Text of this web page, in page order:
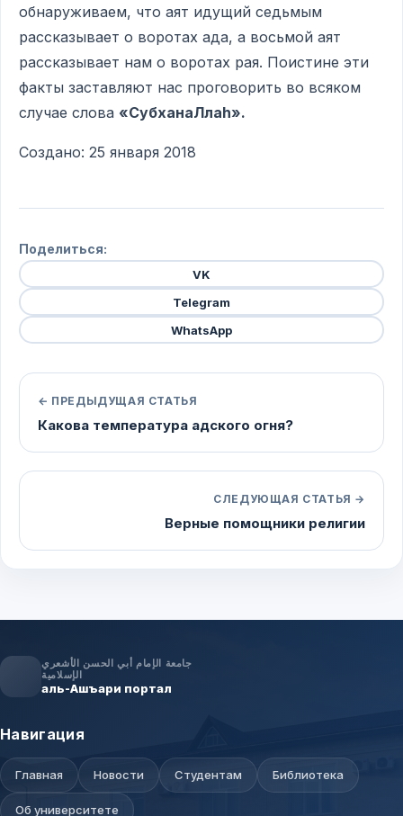
обнаруживаем, что аят идущий седьмым
рассказывает о воротах ада, а восьмой аят
рассказывает нам о воротах рая. Поистине эти
факты заставляют нас проговорить во всяком
случае слова «СубханаЛлаh».
Создано: 25 января 2018
Поделиться:
VK
Telegram
WhatsApp
← ПРЕДЫДУЩАЯ СТАТЬЯ
Какова температура адского огня?
СЛЕДУЮЩАЯ СТАТЬЯ →
Верные помощники религии
جامعة الإمام أبي الحسن الأشعري
الإسلامية
аль-Ашъари портал
Навигация
Главная Новости Студентам Библиотека
Об университете